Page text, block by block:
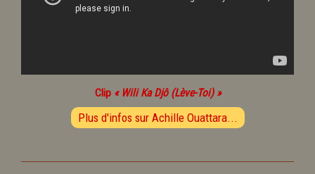
Clip « Wili Ka Djô (Lève-Toi) »
Plus d'infos sur Achille Ouattara...